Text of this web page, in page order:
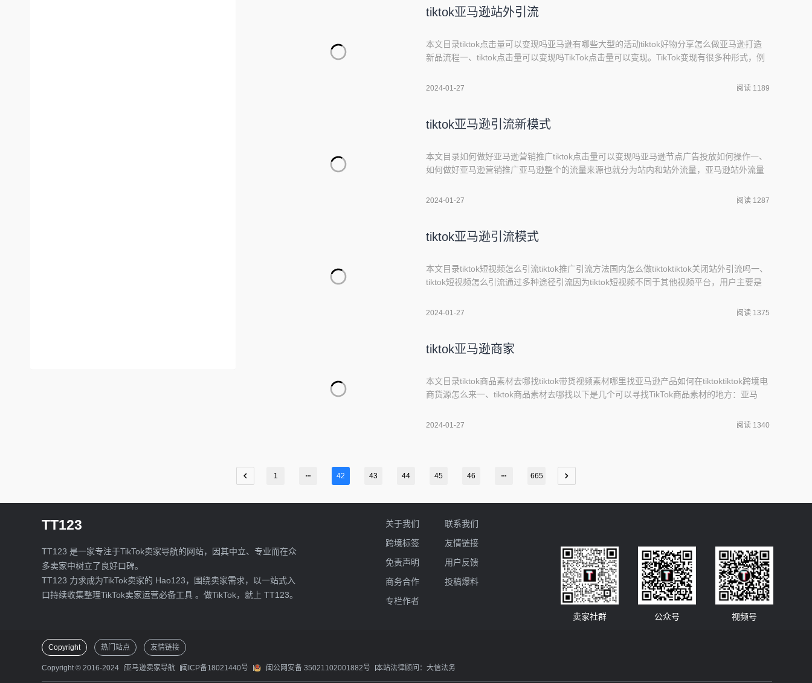
tiktok亚马逊站外引流
本文目录tiktok点击量可以变现吗亚马逊有哪些大型的活动tiktok好物分享怎么做亚马逊打造
新品流程一、tiktok点击量可以变现吗TikTok点击量可以变现。TikTok变现有很多种形式，例
接，作为一个引流工具；自己成为Tiktok的红人，接广告带货；在TikTok上引流到自己的电商
2024-01-27 阅读 1189
tiktok亚马逊引流新模式
本文目录如何做好亚马逊营销推广tiktok点击量可以变现吗亚马逊节点广告投放如何操作一、
如何做好亚马逊营销推广亚马逊整个的流量来源也就分为站内和站外流量，亚马逊站外流量
人资源；做好独立站，做好品牌营销，为引流做铺垫；使用亚马逊联盟、网红营销；利用
2024-01-27 阅读 1287
tiktok亚马逊引流模式
本文目录tiktok短视频怎么引流tiktok推广引流方法国内怎么做tiktoktiktok关闭站外引流吗一、
tiktok短视频怎么引流通过多种途径引流因为tiktok短视频不同于其他视频平台，用户主要是
用好友的互相转发和评论，扩大影响力3.在其他社交媒体平台（如微信、微博等）上分享自
2024-01-27 阅读 1375
tiktok亚马逊商家
本文目录tiktok商品素材去哪找tiktok带货视频素材哪里找亚马逊产品如何在tiktoktiktok跨境电
商货源怎么来一、tiktok商品素材去哪找以下是几个可以寻找TikTok商品素材的地方：亚马
等电商平台：可以在这些平台上寻找受消费者欢迎的商品，或者关注一些网红店，了解他们
2024-01-27 阅读 1340
1 42 43 44 45 46 665
TT123
TT123 是一家专注于TikTok卖家导航的网站，因其中立、专业而在众
多卖家中树立了良好口碑。
TT123 力求成为TikTok卖家的 Hao123，围绕卖家需求，以一站式入
口持续收集整理TikTok卖家运营必备工具 。做TikTok，就上 TT123。
关于我们
联系我们
跨境标签
友情链接
免责声明
用户反馈
商务合作
投稿爆料
专栏作者
卖家社群
公众号 视频号
Copyright 热门站点 友情链接
Copyright © 2016-2024 亚马逊卖家导航 闽ICP备18021440号 闽公网安备 35021102001882号 本站法律顾问：大信法务